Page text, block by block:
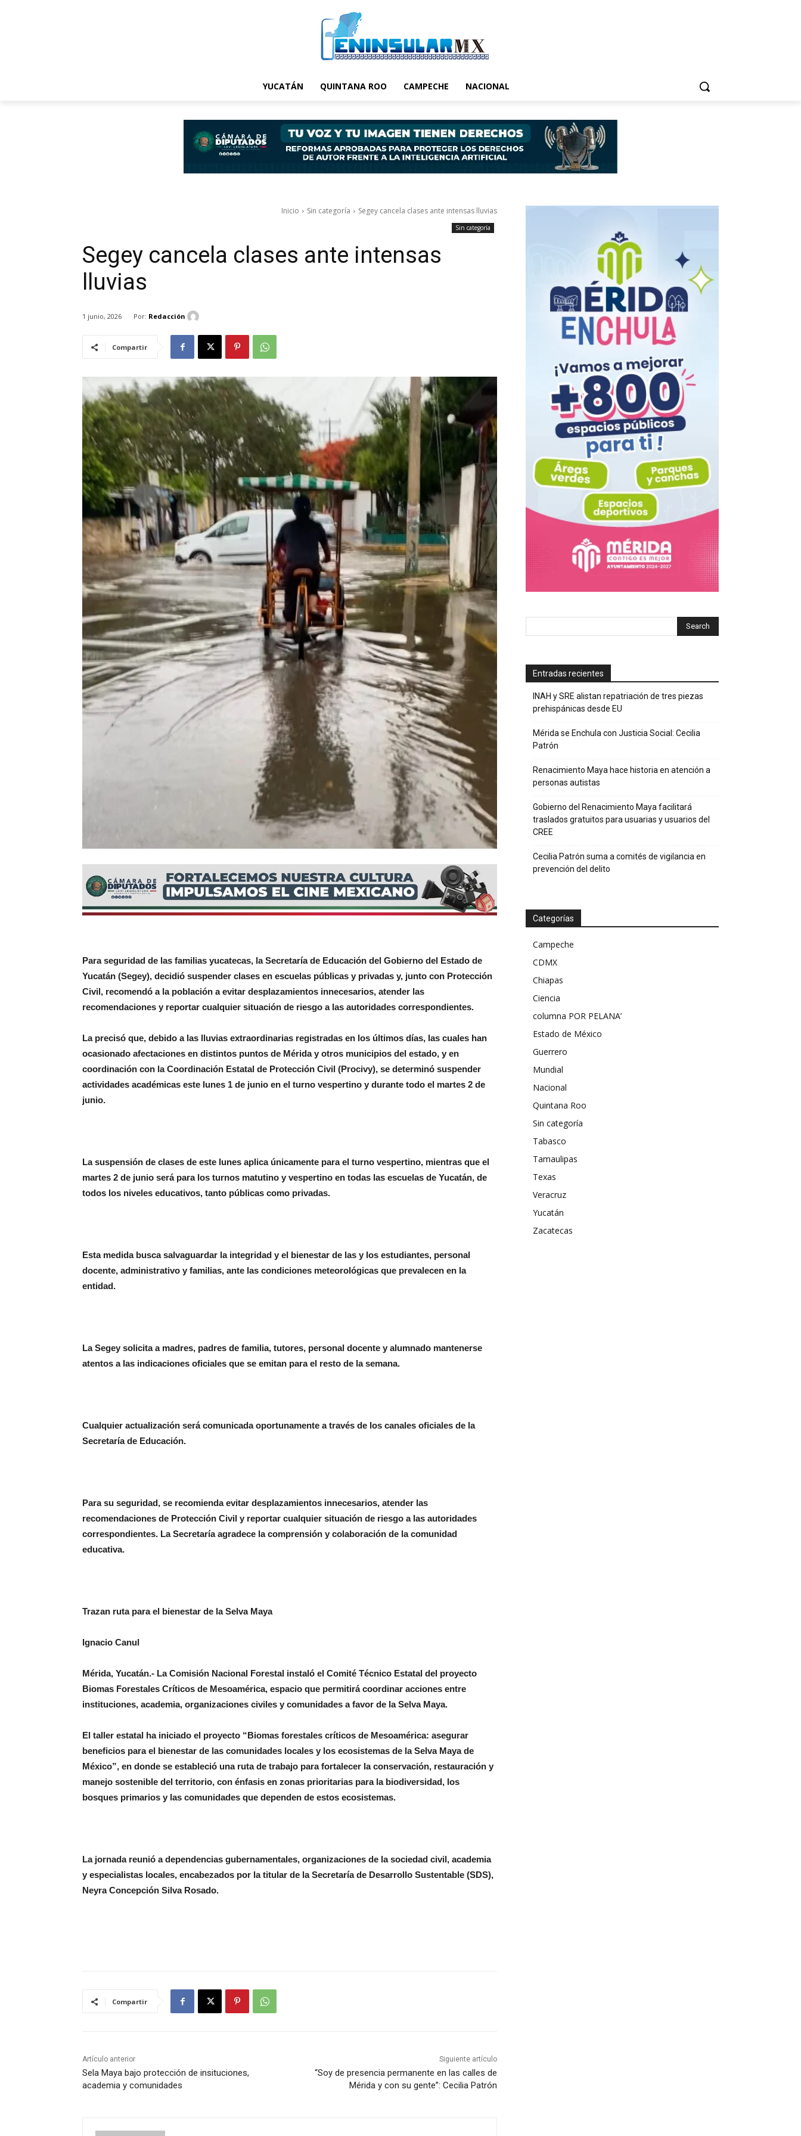
YUCATÁN QUINTANA ROO CAMPECHE NACIONAL
Inicio Sin categoría Segey cancela clases ante intensas lluvias
Sin categoría
Segey cancela clases ante intensas
lluvias
1 junio, 2026 Por: Redacción
Compartir
Para seguridad de las familias yucatecas, la Secretaría de Educación del Gobierno del Estado de
Yucatán (Segey), decidió suspender clases en escuelas públicas y privadas y, junto con Protección
Civil, recomendó a la población a evitar desplazamientos innecesarios, atender las
recomendaciones y reportar cualquier situación de riesgo a las autoridades correspondientes.
La precisó que, debido a las lluvias extraordinarias registradas en los últimos días, las cuales han
ocasionado afectaciones en distintos puntos de Mérida y otros municipios del estado, y en
coordinación con la Coordinación Estatal de Protección Civil (Procivy), se determinó suspender
actividades académicas este lunes 1 de junio en el turno vespertino y durante todo el martes 2 de
junio.
La suspensión de clases de este lunes aplica únicamente para el turno vespertino, mientras que el
martes 2 de junio será para los turnos matutino y vespertino en todas las escuelas de Yucatán, de
todos los niveles educativos, tanto públicas como privadas.
Esta medida busca salvaguardar la integridad y el bienestar de las y los estudiantes, personal
docente, administrativo y familias, ante las condiciones meteorológicas que prevalecen en la
entidad.
La Segey solicita a madres, padres de familia, tutores, personal docente y alumnado mantenerse
atentos a las indicaciones oficiales que se emitan para el resto de la semana.
Cualquier actualización será comunicada oportunamente a través de los canales oficiales de la
Secretaría de Educación.
Para su seguridad, se recomienda evitar desplazamientos innecesarios, atender las
recomendaciones de Protección Civil y reportar cualquier situación de riesgo a las autoridades
correspondientes. La Secretaría agradece la comprensión y colaboración de la comunidad
educativa.
Trazan ruta para el bienestar de la Selva Maya
Ignacio Canul
Mérida, Yucatán.- La Comisión Nacional Forestal instaló el Comité Técnico Estatal del proyecto
Biomas Forestales Críticos de Mesoamérica, espacio que permitirá coordinar acciones entre
instituciones, academia, organizaciones civiles y comunidades a favor de la Selva Maya.
El taller estatal ha iniciado el proyecto “Biomas forestales críticos de Mesoamérica: asegurar
beneficios para el bienestar de las comunidades locales y los ecosistemas de la Selva Maya de
México”, en donde se estableció una ruta de trabajo para fortalecer la conservación, restauración y
manejo sostenible del territorio, con énfasis en zonas prioritarias para la biodiversidad, los
bosques primarios y las comunidades que dependen de estos ecosistemas.
La jornada reunió a dependencias gubernamentales, organizaciones de la sociedad civil, academia
y especialistas locales, encabezados por la titular de la Secretaría de Desarrollo Sustentable (SDS),
Neyra Concepción Silva Rosado.
Compartir
Artículo anterior
Sela Maya bajo protección de insituciones,
academia y comunidades
Siguiente artículo
“Soy de presencia permanente en las calles de
Mérida y con su gente”: Cecilia Patrón
Entradas recientes
INAH y SRE alistan repatriación de tres piezas
prehispánicas desde EU
Mérida se Enchula con Justicia Social: Cecilia
Patrón
Renacimiento Maya hace historia en atención a
personas autistas
Gobierno del Renacimiento Maya facilitará
traslados gratuitos para usuarias y usuarios del
CREE
Cecilia Patrón suma a comités de vigilancia en
prevención del delito
Categorías
Campeche
CDMX
Chiapas
Ciencia
columna POR PELANA’
Estado de México
Guerrero
Mundial
Nacional
Quintana Roo
Sin categoría
Tabasco
Tamaulipas
Texas
Veracruz
Yucatán
Zacatecas